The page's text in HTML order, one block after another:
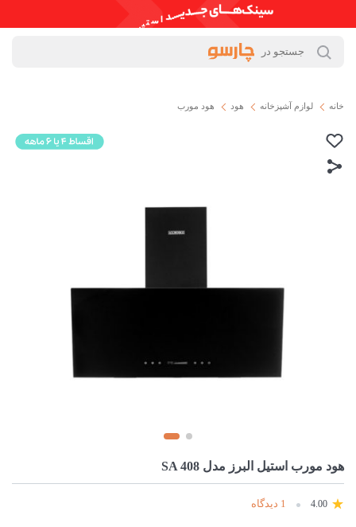
خانه لوازم آشپزخانه هود هود مورب
هود مورب استیل البرز مدل SA 408
4.00 1 دیدگاه